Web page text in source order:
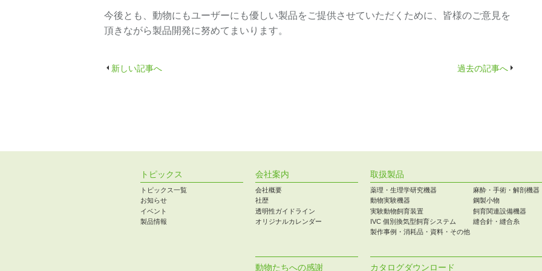
今後とも、動物にもユーザーにも優しい製品をご提供させていただくために、皆様のご意見を
頂きながら製品開発に努めてまいります。
過去の記事へ
新しい記事へ
トピックス
トピックス一覧
お知らせ
イベント
製品情報
会社案内
会社概要
社歴
透明性ガイドライン
オリジナルカレンダー
動物たちへの感謝
取扱製品
薬理・生理学研究機器
麻酔・手術・解剖機器
動物実験機器
鋼製小物
実験動物飼育装置
飼育関連設備機器
IVC 個別換気型飼育システム
縫合針・縫合糸
製作事例・消耗品・資料・その他
カタログダウンロード